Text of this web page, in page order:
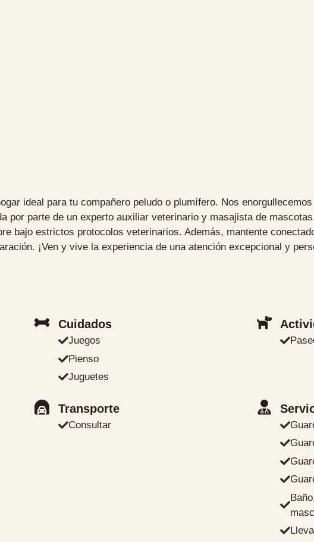
ideal para tu compañero peludo o plumífero. Nos
por parte de un experto auxiliar veterinario y masajista de
bajo estrictos protocolos veterinarios. Además, mantente
¡Ven y vive la experiencia de una atención excepcional y
Cuidados
Juegos
Pienso
Juguetes
Transporte
Consultar